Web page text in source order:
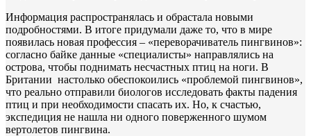
Информация распространялась и обрастала новыми
подробностями. В итоге придумали даже то, что в мире
появилась новая профессия – «переворачиватель пингвинов»:
согласно байке данные «специалисты» направлялись на
острова, чтобы поднимать несчастных птиц на ноги. В
Британии настолько обеспокоились «проблемой пингвинов»,
что реально отправили биологов исследовать факты падения
птиц и при необходимости спасать их. Но, к счастью,
экспедиция не нашла ни одного поверженного шумом
вертолетов пингвина.